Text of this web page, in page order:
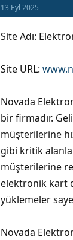
13 Eyl 2025
Site Adı:
Site URL:
Novada
bir firmadır.
müşterilerine
gibi kritik
müşterilerine
elektronik kart
yüklemeler
Novada